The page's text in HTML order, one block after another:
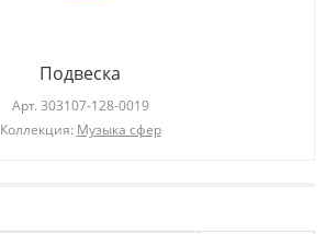
Подвеска
Арт. 303107-128-0019
Коллекция: Музыка сфер